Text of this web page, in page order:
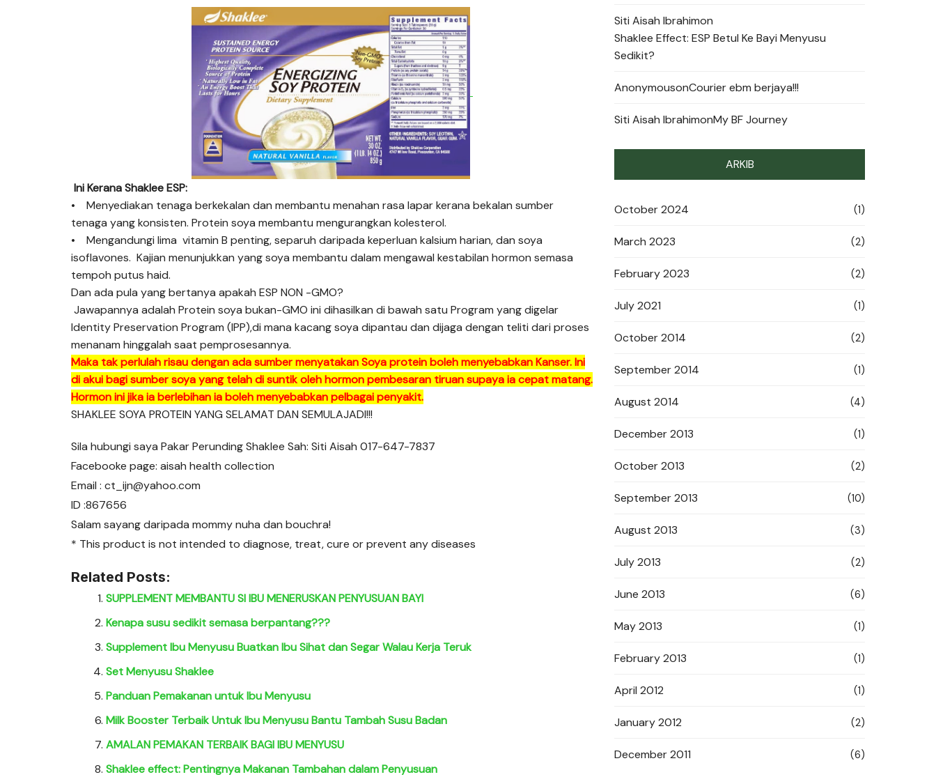
Ini Kerana Shaklee ESP:
• Menyediakan tenaga berkekalan dan membantu menahan rasa lapar kerana bekalan sumber
tenaga yang konsisten. Protein soya membantu mengurangkan kolesterol.
• Mengandungi lima vitamin B penting, separuh daripada keperluan kalsium harian, dan soya
isoflavones. Kajian menunjukkan yang soya membantu dalam mengawal kestabilan hormon semasa
tempoh putus haid.
Dan ada pula yang bertanya apakah ESP NON -GMO?
Jawapannya adalah Protein soya bukan-GMO ini dihasilkan di bawah satu Program yang digelar
Identity Preservation Program (IPP),di mana kacang soya dipantau dan dijaga dengan teliti dari proses
menanam hinggalah saat pemprosesannya.
Maka tak perlulah risau dengan ada sumber menyatakan Soya protein boleh menyebabkan Kanser. Ini
di akui bagi sumber soya yang telah di suntik oleh hormon pembesaran tiruan supaya ia cepat matang.
Hormon ini jika ia berlebihan ia boleh menyebabkan pelbagai penyakit.
SHAKLEE SOYA PROTEIN YANG SELAMAT DAN SEMULAJADI!!!
Sila hubungi saya Pakar Perunding Shaklee Sah: Siti Aisah 017-647-7837
Facebooke page: aisah health collection
Email : ct_ijn@yahoo.com
ID :867656
Salam sayang daripada mommy nuha dan bouchra!
* This product is not intended to diagnose, treat, cure or prevent any diseases
Related Posts:
SUPPLEMENT MEMBANTU SI IBU MENERUSKAN PENYUSUAN BAYI
Kenapa susu sedikit semasa berpantang???
Supplement Ibu Menyusu Buatkan Ibu Sihat dan Segar Walau Kerja Teruk
Set Menyusu Shaklee
Panduan Pemakanan untuk Ibu Menyusu
Milk Booster Terbaik Untuk Ibu Menyusu Bantu Tambah Susu Badan
AMALAN PEMAKAN TERBAIK BAGI IBU MENYUSU
Shaklee effect: Pentingnya Makanan Tambahan dalam Penyusuan
Siti Aisah Ibrahimon
Shaklee Effect: ESP Betul Ke Bayi Menyusu
Sedikit?
AnonymousonCourier ebm berjaya!!!
Siti Aisah IbrahimonMy BF Journey
ARKIB
October 2024 (1)
March 2023 (2)
February 2023 (2)
July 2021 (1)
October 2014 (2)
September 2014 (1)
August 2014 (4)
December 2013 (1)
October 2013 (2)
September 2013 (10)
August 2013 (3)
July 2013 (2)
June 2013 (6)
May 2013 (1)
February 2013 (1)
April 2012 (1)
January 2012 (2)
December 2011 (6)